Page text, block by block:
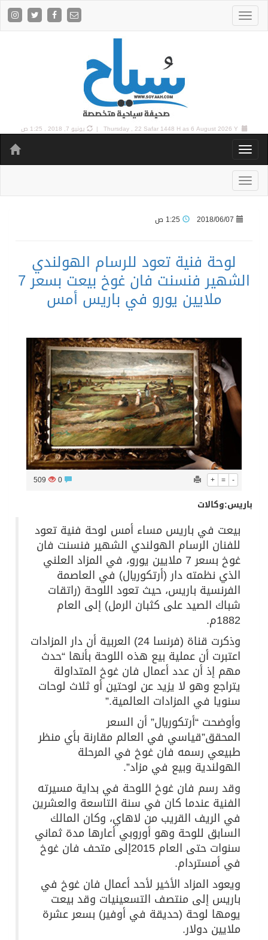
Thursday , 22 Safar 1448 H as6 August 2026 Y | يونيو 7, 2018 , 1:25 ص
2018/06/07
لوحة فنية تعود للرسام الهولندي
الشهير فنسنت فان غوخ بيعت بسعر 7
ملايين يورو في باريس أمس
+ = -
509
باريس:وكالات
بيعت في باريس مساء أمس لوحة فنية تعود
للفنان الرسام الهولندي الشهير فنسنت فان
غوخ بسعر 7 ملايين يورو، في المزاد العلني
الذي نظمته دار (أرتكوريال) في العاصمة
الفرنسية باريس، حيث تعود اللوحة (راتقات
شباك الصيد على كثبان الرمل) إلى العام
1882م.
وذكرت قناة (فرنسا 24) العربية أن دار المزادات
اعتبرت أن عملية بيع هذه اللوحة بأنها “حدث
مهم إذ أن عدد أعمال فان غوخ المتداولة
يتراجع وهو لا يزيد عن لوحتين أو ثلاث لوحات
سنويا في المزادات العالمية.”
وأوضحت “أرتكوريال” أن السعر
المحقق”قياسي في العالم مقارنة بأي منظر
طبيعي رسمه فان غوخ في المرحلة
الهولندية وبيع في مزاد”.
وقد رسم فان غوخ اللوحة في بداية مسيرته
الفنية عندما كان في سنة التاسعة والعشرين
في الريف القريب من لاهاي، وكان المالك
السابق للوحة وهو أوروبي أعارها مدة ثماني
سنوات حتى العام 2015إلى متحف فان غوخ
في أمستردام.
ويعود المزاد الأخير لأحد أعمال فان غوخ في
باريس إلى منتصف التسعينيات وقد بيعت
يومها لوحة (حديقة في أوفير) بسعر عشرة
ملايين دولار.